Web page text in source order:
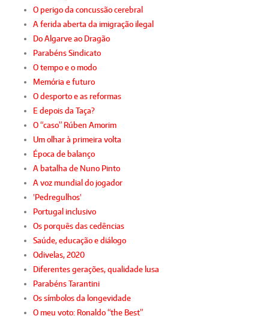
O perigo da concussão cerebral
A ferida aberta da imigração ilegal
Do Algarve ao Dragão
Parabéns Sindicato
O tempo e o modo
Memória e futuro
O desporto e as reformas
E depois da Taça?
O “caso” Rúben Amorim
Um olhar à primeira volta
Época de balanço
A batalha de Nuno Pinto
A voz mundial do jogador
'Pedregulhos'
Portugal inclusivo
Os porquês das cedências
Saúde, educação e diálogo
Odivelas, 2020
Diferentes gerações, qualidade lusa
Parabéns Tarantini
Os símbolos da longevidade
O meu voto: Ronaldo “the Best”